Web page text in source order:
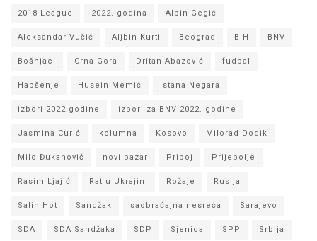
2018 League 2022. godina Albin Gegić
Aleksandar Vučić Aljbin Kurti Beograd BiH BNV
Bošnjaci Crna Gora Dritan Abazović fudbal
Hapšenje Husein Memić Istana Negara
izbori 2022.godine izbori za BNV 2022. godine
Jasmina Curić kolumna Kosovo Milorad Dodik
Milo Đukanović novi pazar Priboj Prijepolje
Rasim Ljajić Rat u Ukrajini Rožaje Rusija
Salih Hot Sandžak saobraćajna nesreća Sarajevo
SDA SDA Sandžaka SDP Sjenica SPP Srbija